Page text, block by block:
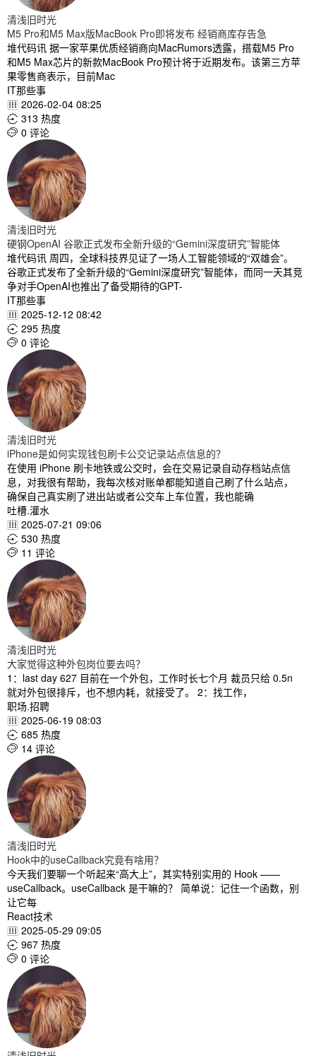
清浅旧时光
M5 Pro和M5 Max版MacBook Pro即将发布 经销商库存告急
堆代码讯 据一家苹果优质经销商向MacRumors透露，搭载M5 Pro
和M5 Max芯片的新款MacBook Pro预计将于近期发布。该第三方苹
果零售商表示，目前Mac
IT那些事
 2026-02-04 08:25
 313 热度
 0 评论
清浅旧时光
硬钢OpenAI 谷歌正式发布全新升级的“Gemini深度研究”智能体
堆代码讯 周四，全球科技界见证了一场人工智能领域的“双雄会”。
谷歌正式发布了全新升级的“Gemini深度研究”智能体，而同一天其竞
争对手OpenAI也推出了备受期待的GPT-
IT那些事
 2025-12-12 08:42
 295 热度
 0 评论
清浅旧时光
iPhone是如何实现钱包刷卡公交记录站点信息的？
在使用 iPhone 刷卡地铁或公交时，会在交易记录自动存档站点信
息，对我很有帮助，我每次核对账单都能知道自己刷了什么站点，
确保自己真实刷了进出站或者公交车上车位置，我也能确
吐槽.灌水
 2025-07-21 09:06
 530 热度
 11 评论
清浅旧时光
大家觉得这种外包岗位要去吗？
1：last day 627 目前在一个外包，工作时长七个月 裁员只给 0.5n
就对外包很排斥，也不想内耗，就接受了。 2：找工作，
职场.招聘
 2025-06-19 08:03
 685 热度
 14 评论
清浅旧时光
Hook中的useCallback究竟有啥用？
今天我们要聊一个听起来“高大上”，其实特别实用的 Hook ——
useCallback。useCallback 是干嘛的？ 简单说：记住一个函数，别
让它每
React技术
 2025-05-29 09:05
 967 热度
 0 评论